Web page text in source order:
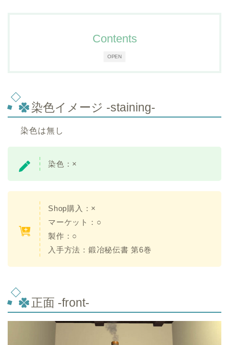
OPEN
Contents
染色イメージ -staining-
染色は無し
染色：×
Shop購入：×
マーケット：○
製作：○
入手方法：鍛冶秘伝書 第6巻
正面 -front-